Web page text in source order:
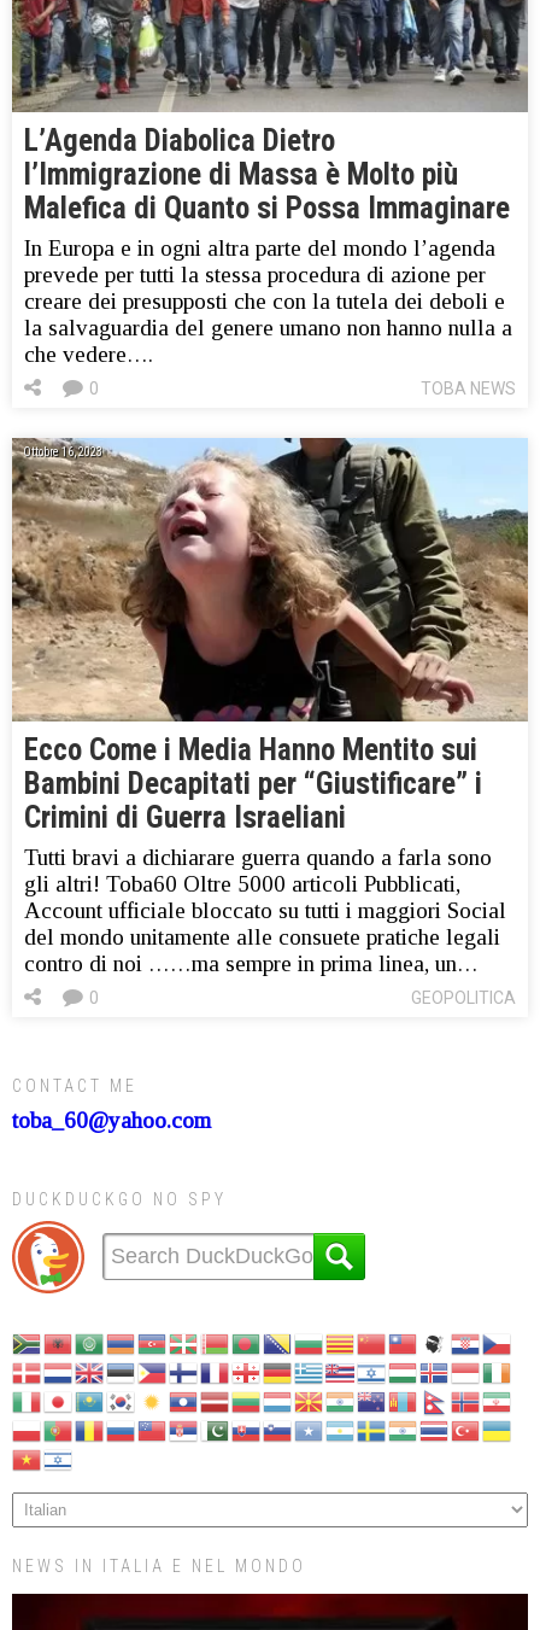
L’Agenda Diabolica Dietro
l’Immigrazione di Massa è Molto più
Malefica di Quanto si Possa Immaginare
In Europa e in ogni altra parte del mondo l’agenda
prevede per tutti la stessa procedura di azione per
creare dei presupposti che con la tutela dei deboli e
la salvaguardia del genere umano non hanno nulla a
che vedere….
TOBA NEWS
0
Ottobre 16, 2023
Ecco Come i Media Hanno Mentito sui
Bambini Decapitati per “Giustificare” i
Crimini di Guerra Israeliani
Tutti bravi a dichiarare guerra quando a farla sono
gli altri! Toba60 Oltre 5000 articoli Pubblicati,
Account ufficiale bloccato su tutti i maggiori Social
del mondo unitamente alle consuete pratiche legali
contro di noi ……ma sempre in prima linea, un…
GEOPOLITICA
0
CONTACT ME
toba_60@yahoo.com
DUCKDUCKGO NO SPY
NEWS IN ITALIA E NEL MONDO